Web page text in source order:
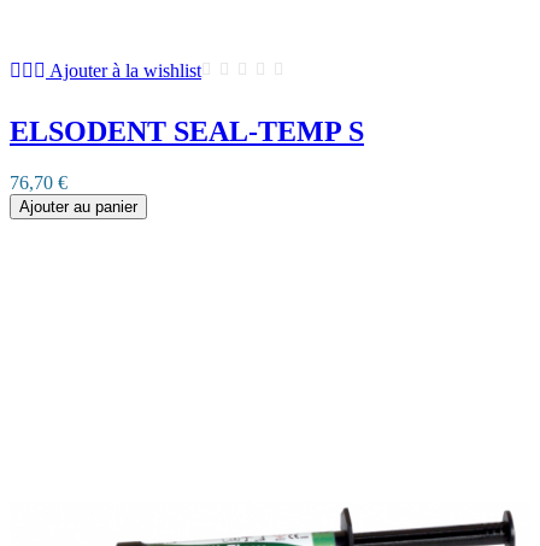
Ajouter à la wishlist
ELSODENT SEAL-TEMP S
76,70 €
Ajouter au panier